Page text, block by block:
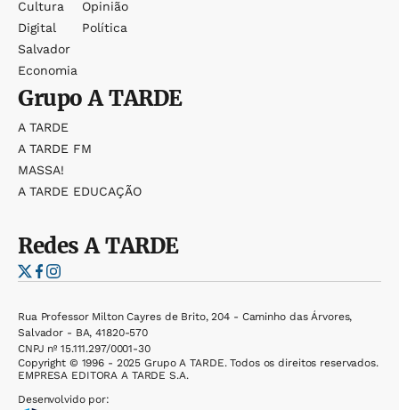
Cultura
Digital
Salvador
Economia
Opinião
Política
GrupoA TARDE
A TARDE
A TARDE FM
MASSA!
A TARDE EDUCAÇÃO
RedesA TARDE
Rua Professor Milton Cayres de Brito, 204 - Caminho das Árvores,
Salvador - BA, 41820-570
CNPJ nº 15.111.297/0001-30
Copyright © 1996 - 2025 Grupo A TARDE. Todos os direitos reservados.
EMPRESA EDITORA A TARDE S.A.
Desenvolvido por: